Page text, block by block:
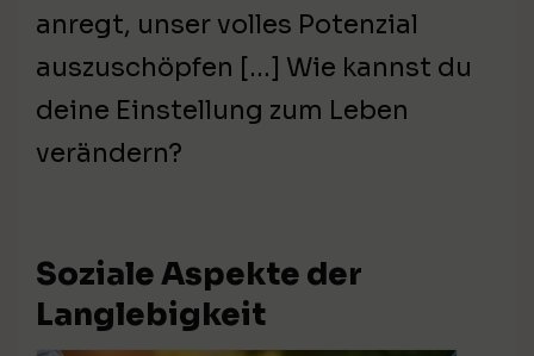
anregt, unser volles Potenzial
auszuschöpfen […] Wie kannst du
deine Einstellung zum Leben
verändern?
Soziale Aspekte der
Langlebigkeit